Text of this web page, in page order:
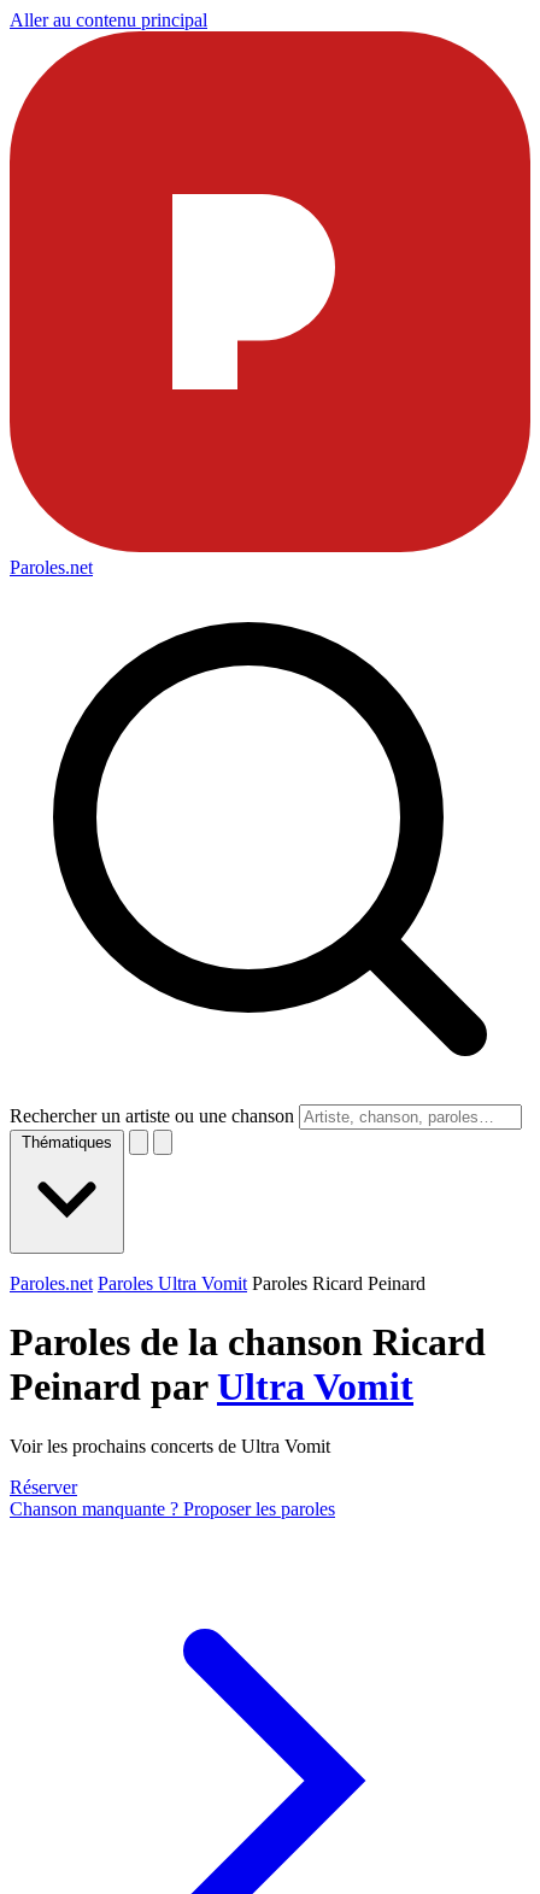
Aller au contenu principal
Paroles.net
Rechercher un artiste ou une chanson
Thématiques
Paroles.net Paroles Ultra Vomit Paroles Ricard Peinard
Paroles de la chanson Ricard
Peinard parUltra Vomit
Voir les prochains concerts de Ultra Vomit
Réserver
Chanson manquante ? Proposer les paroles